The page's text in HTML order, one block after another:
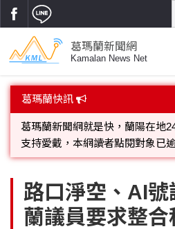
葛瑪蘭新聞網
Kamalan News Net
首頁
蘭陽大代誌
府會議題
街坊大小事
立法院
黨政新聞
選舉新聞
總統大選
溫馨關懷
葛瑪蘭快訊
葛瑪蘭新聞網就是快，蘭陽在地
支持愛戴，本網讀者點閱對象已
網;詳洽各記者或聯繫：0910-
路口淨空、AI號
蘭議員要求整